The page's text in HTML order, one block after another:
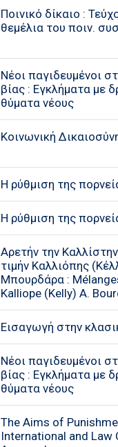
Ποινικό δίκαιο :
θεμέλια του ποιν.
Nέοι παγιδευμένοι
βίας : Εγκλήματα με
θύματα νέους
Κοινωνική
Η ρύθμιση της
Η ρύθμιση της
Αρετήν την
τιμήν Καλλιόπης
Μπουρδάρα :
Kalliope (Kelly) A.
Εισαγωγή στην
Nέοι παγιδευμένοι
βίας : Εγκλήματα με
θύματα νέους
The Aims of
International and Law